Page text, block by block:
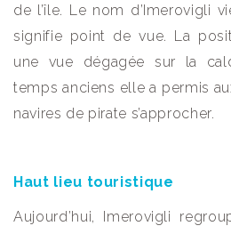
de l’île. Le nom d’Imerovigli
signifie point de vue. La
une vue dégagée sur la
temps anciens elle a permis
navires de pirate s’approcher.
Haut lieu touristique
Aujourd’hui, Imerovigli